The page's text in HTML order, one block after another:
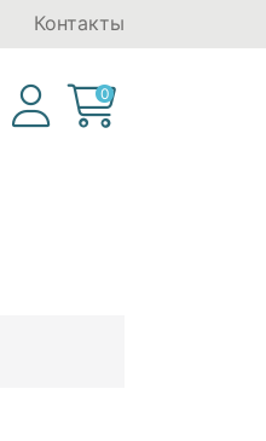
Контакты
0